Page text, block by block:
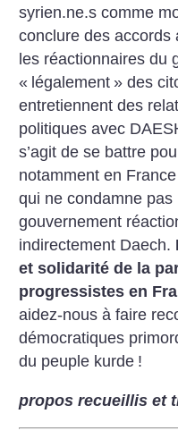
syrien.ne.s comme
conclure des accords
les réactionnaires du
« légalement » des
entretiennent des
politiques avec
s’agit de se battre
notamment en
qui ne condamne
gouvernement
indirectement Daech.
et solidarité de la
progressistes en
aidez-nous à faire
démocratiques
du peuple kurde !
propos recueillis et